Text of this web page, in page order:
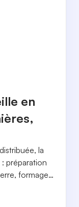
en
la
préparation
formage,